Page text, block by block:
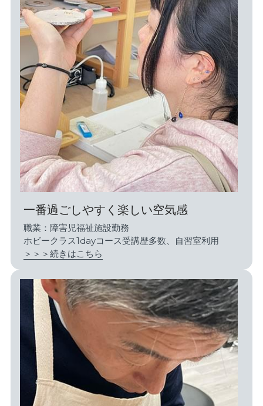
一番過ごしやすく楽しい空気感
職業：障害児福祉施設勤務
ホビークラス1dayコース受講歴多数、自習室利用
＞＞＞続きはこちら